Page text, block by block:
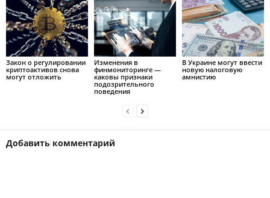
Закон о регулировании
криптоактивов снова
могут отложить
Изменения в
финмониторинге —
каковы признаки
подозрительного
поведения
В Украине могут ввести
новую налоговую
амнистию
Добавить комментарий